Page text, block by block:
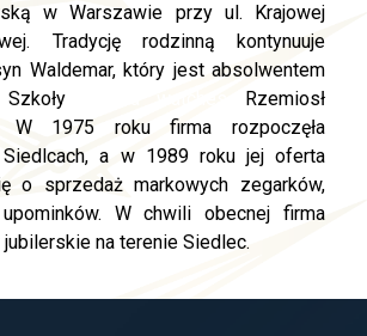
w Warszawie przy ul. Krajowej
Tradycję rodzinną kontynuuje
Waldemar, który jest absolwentem
Rzemiosł
W 1975 roku firma rozpoczęła
Siedlcach, a w 1989 roku jej oferta
o sprzedaż markowych zegarków,
W chwili obecnej firma
na terenie Siedlec.